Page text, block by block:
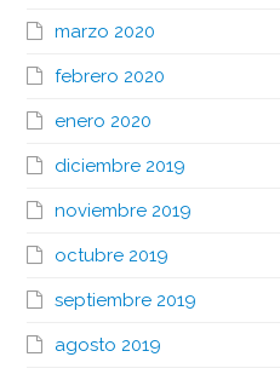
marzo 2020
febrero 2020
enero 2020
diciembre 2019
noviembre 2019
octubre 2019
septiembre 2019
agosto 2019